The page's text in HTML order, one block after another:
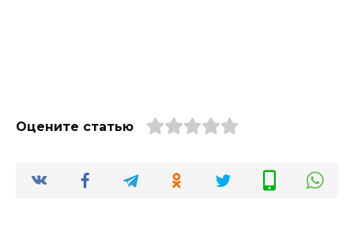
Оцените статью